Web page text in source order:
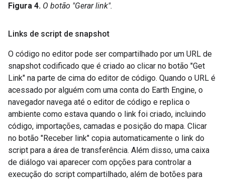
Figura 4. O botão "Gerar link".
Links de script de snapshot
O código no editor pode ser compartilhado por um URL de
snapshot codificado que é criado ao clicar no botão "Get
Link" na parte de cima do editor de código. Quando o URL é
acessado por alguém com uma conta do Earth Engine, o
navegador navega até o editor de código e replica o
ambiente como estava quando o link foi criado, incluindo
código, importações, camadas e posição do mapa. Clicar
no botão "Receber link" copia automaticamente o link do
script para a área de transferência. Além disso, uma caixa
de diálogo vai aparecer com opções para controlar a
execução do script compartilhado, além de botões para